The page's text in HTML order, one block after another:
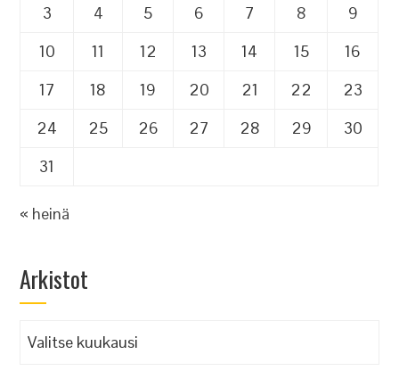
3
4 5 6 7 8
9
10
11 12 13 14 15
16
17
18 19 20 21 22
23
24
25 26 27 28 29
30
31
« heinä
Arkistot
Arkistot